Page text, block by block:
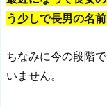
う少しで長男の名
ちなみに今の段階
いません。